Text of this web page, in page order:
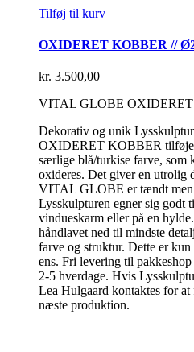
Tilføj til kurv
OXIDERET KOBBER //
kr. 3.500,00
VITAL GLOBE
Dekorativ og unik
OXIDERET KOBBER
særlige blå/turkise farve, som
oxideres. Det giver en utrolig
VITAL GLOBE er tændt men
Lysskulpturen egner sig godt
vindueskarm eller på en
håndlavet ned til mindste
farve og struktur. Dette er
ens. Fri levering til
2-5 hverdage. Hvis
Lea Hulgaard kontaktes for
næste produktion.